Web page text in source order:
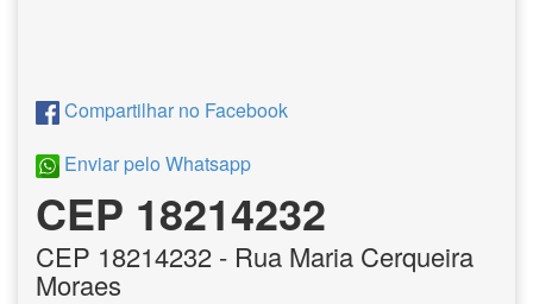
Compartilhar no Facebook
Enviar pelo Whatsapp
CEP 18214232
CEP 18214232 - Rua Maria Cerqueira
Moraes